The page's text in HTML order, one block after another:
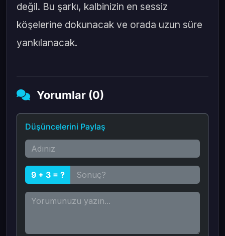
değil. Bu şarkı, kalbinizin en sessiz
köşelerine dokunacak ve orada uzun süre
yankılanacak.
Yorumlar (0)
Düşüncelerini Paylaş
9 + 3 = ?